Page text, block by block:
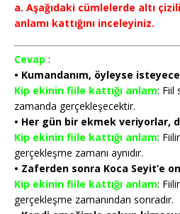
a. Aşağıdaki cümlelerde altı
anlamı kattığını inceleyiniz.
Cevap :
• Kumandanım, öyleyse
Kip ekinin fiile kattığı anlam: Fiil
zamanda gerçekleşecektir.
• Her gün bir ekmek veriyorlar,
Kip ekinin fiile kattığı anlam:
gerçekleşme zamanı aynıdır.
• Zaferden sonra Koca Seyit’e
Kip ekinin fiile kattığı anlam:
gerçekleşme zamanından sonradır.